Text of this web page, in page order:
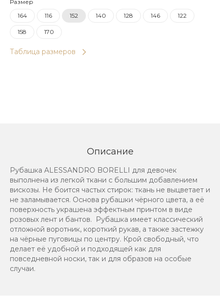
Размер
164
116 152 140 128 146 122
158 170
Таблица размеров
Описание
Рубашка ALESSANDRO BORELLI для девочек
выполнена из легкой ткани с большим добавлением
вискозы. Не боится частых стирок: ткань не выцветает и
не заламывается. Основа рубашки чёрного цвета, а её
поверхность украшена эффектным принтом в виде
розовых лент и бантов. Рубашка имеет классический
отложной воротник, короткий рукав, а также застежку
на чёрные пуговицы по центру. Крой свободный, что
делает её удобной и подходящей как для
повседневной носки, так и для образов на особые
случаи.